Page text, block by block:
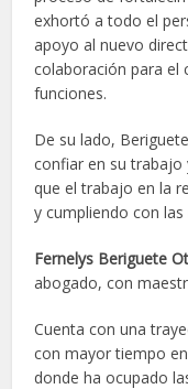
exhortó a todo el
apoyo al nuevo
colaboración para el
funciones.
De su lado,
confiar en su
que el trabajo en la
y cumpliendo con
Fernelys Beriguete
abogado, con
Cuenta con una
con mayor tiempo
donde ha ocupado